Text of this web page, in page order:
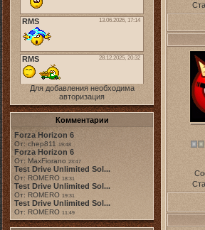
Для добавления необходима
авторизация
Комментарии
Forza Horizon 6
От: chep811 19:48
Forza Horizon 6
От: MaxFiorano 23:47
Test Drive Unlimited Sol...
От: ROMERO 18:31
Test Drive Unlimited Sol...
От: ROMERO 19:31
Test Drive Unlimited Sol...
От: ROMERO 11:49